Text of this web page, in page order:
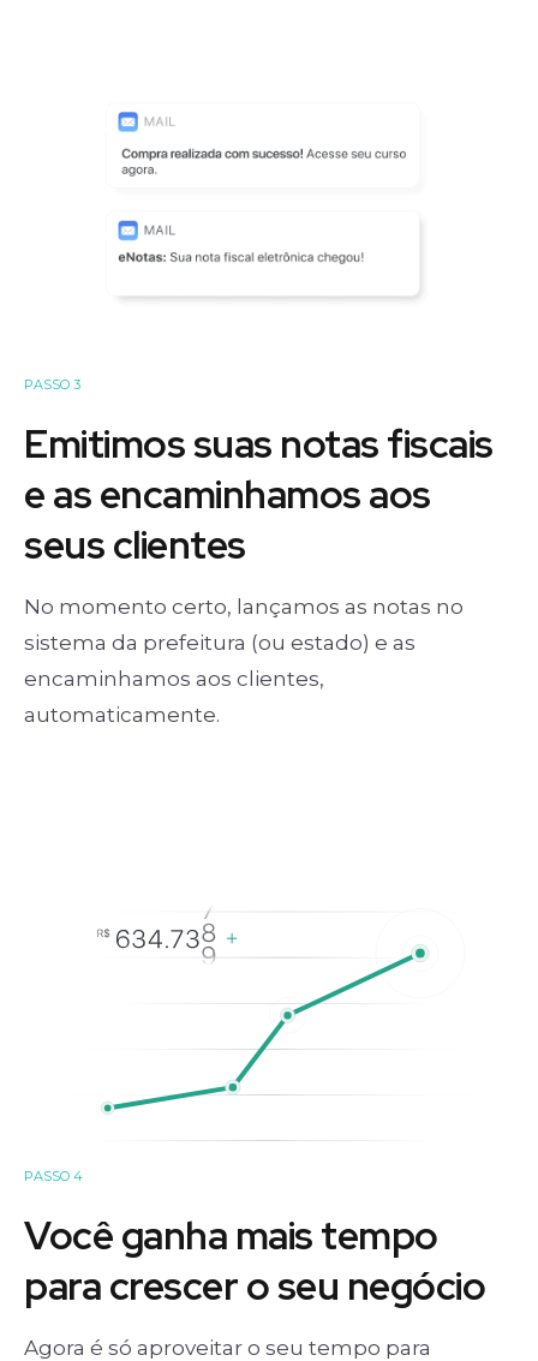
PASSO 3
Emitimos suas notas fiscais
e as encaminhamos aos
seus clientes
No momento certo, lançamos as notas no
sistema da prefeitura (ou estado) e as
encaminhamos aos clientes,
automaticamente.
PASSO 4
Você ganha mais tempo
para crescer o seu negócio
Agora é só aproveitar o seu tempo para